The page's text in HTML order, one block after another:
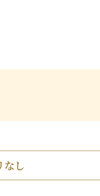
し